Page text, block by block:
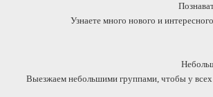
Узнаете много нового и
Выезжаем небольшими группами, чтобы у